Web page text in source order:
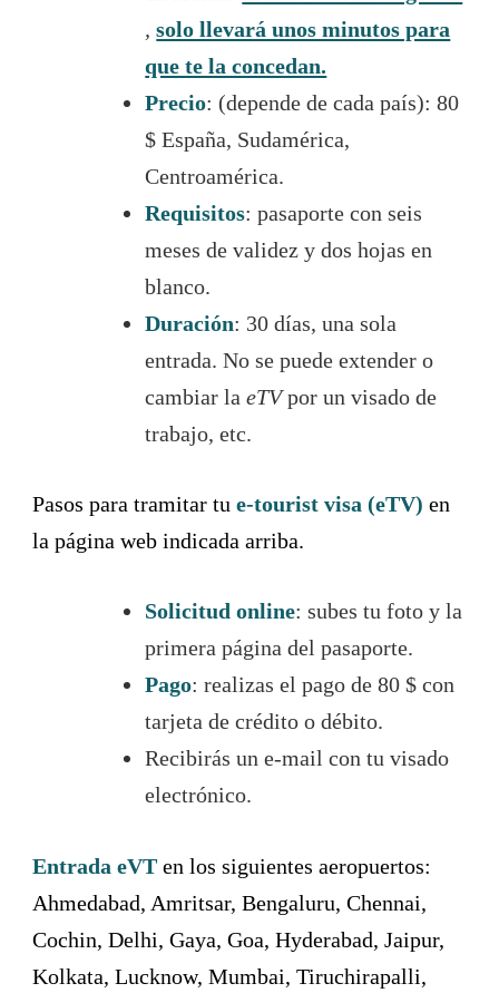
,solo llevará unos minutos para
que te la concedan.
Precio: (depende de cada país): 80
$ España, Sudamérica,
Centroamérica.
Requisitos: pasaporte con seis
meses de validez y dos hojas en
blanco.
Duración: 30 días, una sola
entrada. No se puede extender o
cambiar laeTVpor un visado de
trabajo, etc.
Pasos para tramitar tu e-tourist visa (eTV) en
la página web indicada arriba.
Solicitud online: subes tu foto y la
primera página del pasaporte.
Pago: realizas el pago de 80 $ con
tarjeta de crédito o débito.
Recibirás un e-mail con tu visado
electrónico.
Entrada eVT en los siguientes aeropuertos:
Ahmedabad, Amritsar, Bengaluru, Chennai,
Cochin, Delhi, Gaya, Goa, Hyderabad, Jaipur,
Kolkata, Lucknow, Mumbai, Tiruchirapalli,